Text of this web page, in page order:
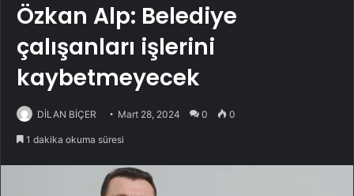
Özkan Alp: Belediye
çalışanları işlerini
kaybetmeyecek
DİLAN BİÇER Mart 28, 2024 0 0
1 dakika okuma süresi